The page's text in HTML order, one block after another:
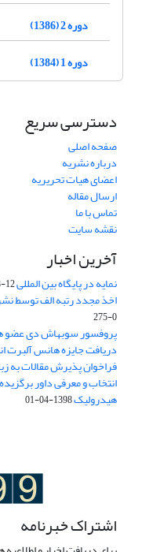
دوره 2 (1386)
دوره 1 (1384)
دسترسی سریع
صفحه اصلی
درباره نشریه
اعضای هیات تحریریه
ارسال مقاله
تماس با ما
نقشه سایت
آخرین اخبار
نمایه در پایگاه بین المللی DOAJ12
اخذ مجدد رتبه الف توسط
0-275
پروفسور سوبهاش دی عضو
دریافت جایزه هانس آلبرت
فراخوان پذیرش مقالات به
انتخاب و معرفی داور
هیدرولیک1398-04-01
اشتراک خبرنامه